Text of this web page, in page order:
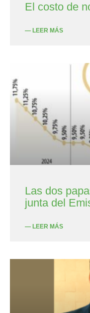
El costo de
— LEER MÁS
Las dos
junta del
— LEER MÁS